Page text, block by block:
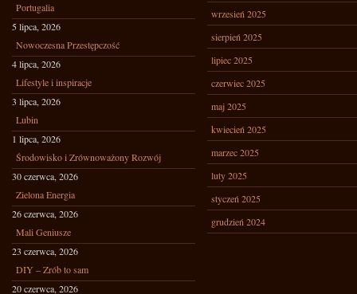
Portugalia
5 lipca, 2026
Nowoczesna Przestępczość
4 lipca, 2026
Lifestyle i inspiracje
3 lipca, 2026
Lubin
1 lipca, 2026
Środowisko i Zrównoważony Rozwój
30 czerwca, 2026
Zielona Energia
26 czerwca, 2026
Mali Geniusze
23 czerwca, 2026
DIY – Zrób to sam
20 czerwca, 2026
wrzesień 2025
sierpień 2025
lipiec 2025
czerwiec 2025
maj 2025
kwiecień 2025
marzec 2025
luty 2025
styczeń 2025
grudzień 2024